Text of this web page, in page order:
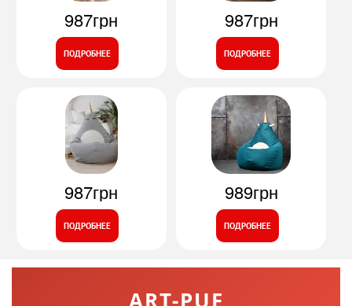
987грн
ПОДРОБНЕЕ
987грн
ПОДРОБНЕЕ
987грн
ПОДРОБНЕЕ
989грн
ПОДРОБНЕЕ